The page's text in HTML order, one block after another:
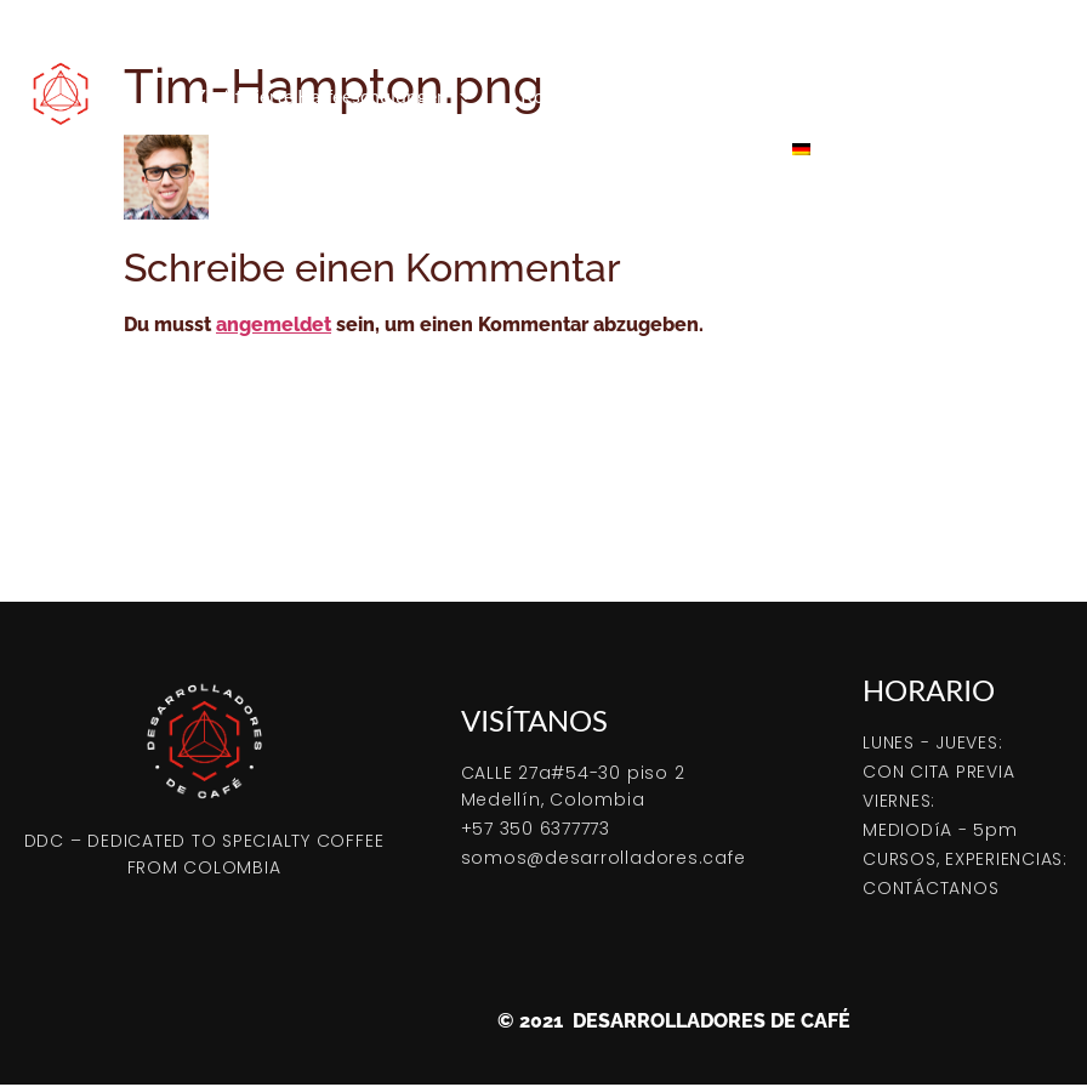
Zertifizierte Kaffeeschulungen Kolumbianischer grüner Kaffee
Tim-Hampton.png
Schreibe einen Kommentar
Du musstangemeldetsein, um einen Kommentar abzugeben.
DDC – DEDICATED TO SPECIALTY COFFEE
FROM COLOMBIA
VISÍTANOS
CALLE 27a#54-30 piso 2
Medellín, Colombia
+57 350 6377773
somos@desarrolladores.cafe
HORARIO
LUNES - JUEVES:
CON CITA PREVIA
VIERNES:
MEDIODíA - 5pm
CURSOS, EXPERIENCIAS:
CONTÁCTANOS
© 2021 DESARROLLADORES DE CAFÉ